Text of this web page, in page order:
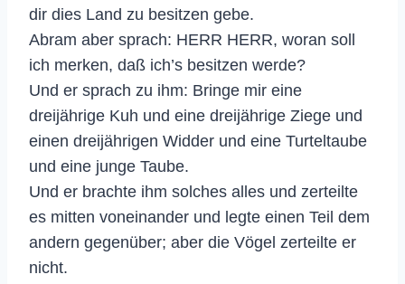
dir dies Land zu besitzen gebe.
Abram aber sprach: HERR HERR, woran soll
ich merken, daß ich’s besitzen werde?
Und er sprach zu ihm: Bringe mir eine
dreijährige Kuh und eine dreijährige Ziege und
einen dreijährigen Widder und eine Turteltaube
und eine junge Taube.
Und er brachte ihm solches alles und zerteilte
es mitten voneinander und legte einen Teil dem
andern gegenüber; aber die Vögel zerteilte er
nicht.